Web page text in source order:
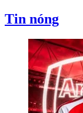
Tin nóng